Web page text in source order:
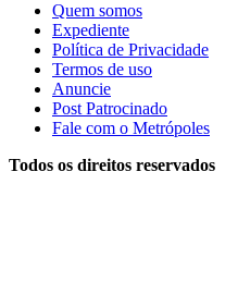
Quem somos
Expediente
Política de Privacidade
Termos de uso
Anuncie
Post Patrocinado
Fale com o Metrópoles
Todos os direitos reservados